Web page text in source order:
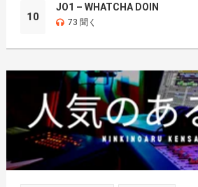
10
JO1 – WHATCHA DOIN
73 聞く